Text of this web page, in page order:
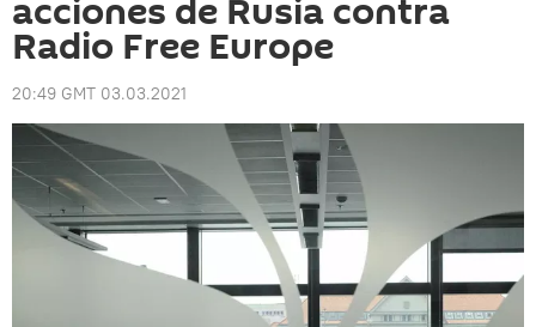
acciones de Rusia contra
Radio Free Europe
20:49 GMT 03.03.2021